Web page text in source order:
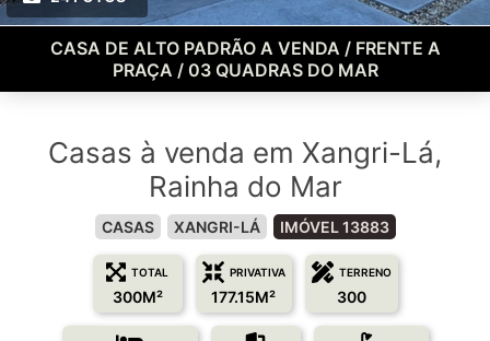
CASA DE ALTO PADRÃO A VENDA / FRENTE A
PRAÇA / 03 QUADRAS DO MAR
Casas à venda em Xangri-Lá,
Rainha do Mar
CASAS XANGRI-LÁ IMÓVEL 13883
TOTAL
300M²
PRIVATIVA
177.15M²
TERRENO
300